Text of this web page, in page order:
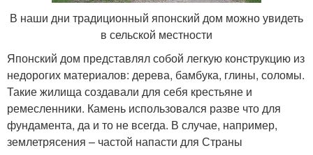
В наши дни традиционный японский дом можно увидеть
в сельской местности
Японский дом представлял собой легкую конструкцию из
недорогих материалов: дерева, бамбука, глины, соломы.
Такие жилища создавали для себя крестьяне и
ремесленники. Камень использовался разве что для
фундамента, да и то не всегда. В случае, например,
землетрясения – частой напасти для Страны